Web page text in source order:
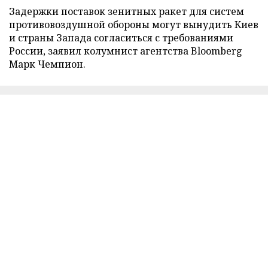
Задержки поставок зенитных ракет для систем
противовоздушной обороны могут вынудить Киев
и страны Запада согласиться с требованиями
России, заявил колумнист агентства Bloomberg
Марк Чемпион.